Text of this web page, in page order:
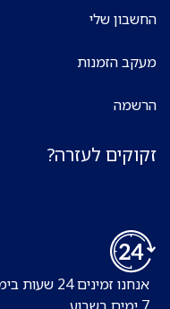
החשבון שלי
מעקב הזמנות
הרשמה
זקוקים לעזרה?
אנחנו זמינים 24 שעות ביממה,